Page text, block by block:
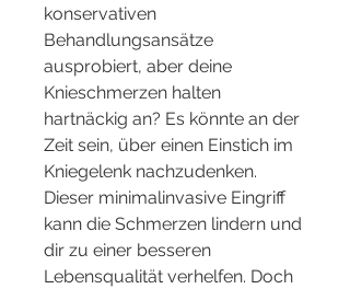
konservativen
Behandlungsansätze
ausprobiert, aber deine
Knieschmerzen halten
hartnäckig an? Es könnte an der
Zeit sein, über einen Einstich im
Kniegelenk nachzudenken.
Dieser minimalinvasive Eingriff
kann die Schmerzen lindern und
dir zu einer besseren
Lebensqualität verhelfen. Doch